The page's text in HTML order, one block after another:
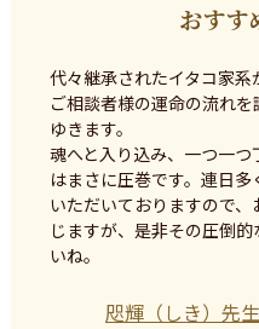
おすす
代々継承されたイタコ家系
ご相談者様の運命の流れ
ゆきます。
魂へと入り込み、一つ一
はまさに圧巻です。連日
いただいておりますので
じますが、是非その圧倒
いね。
咫輝（しき） 先